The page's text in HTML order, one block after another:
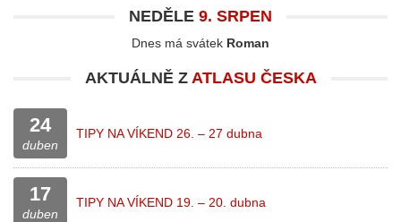
NEDĚLE 9. SRPEN
Dnes má svátek Roman
AKTUÁLNĚ Z ATLASU ČESKA
24
duben
TIPY NA VÍKEND 26. – 27 dubna
17
duben
TIPY NA VÍKEND 19. – 20. dubna